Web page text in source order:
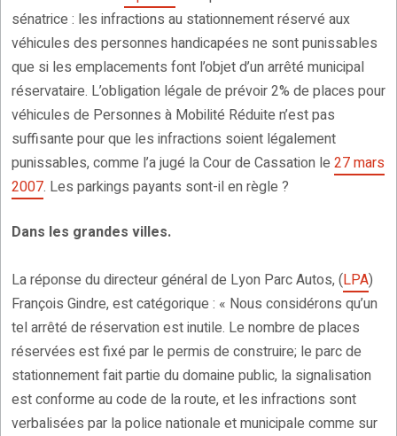
sénatrice : les infractions au stationnement réservé aux
véhicules des personnes handicapées ne sont punissables
que si les emplacements font l’objet d’un arrêté municipal
réservataire. L’obligation légale de prévoir 2% de places pour
véhicules de Personnes à Mobilité Réduite n’est pas
suffisante pour que les infractions soient légalement
punissables, comme l’a jugé la Cour de Cassation le 27 mars
2007. Les parkings payants sont-il en règle ?
Dans les grandes villes.
La réponse du directeur général de Lyon Parc Autos, (LPA)
François Gindre, est catégorique : « Nous considérons qu’un
tel arrêté de réservation est inutile. Le nombre de places
réservées est fixé par le permis de construire; le parc de
stationnement fait partie du domaine public, la signalisation
est conforme au code de la route, et les infractions sont
verbalisées par la police nationale et municipale comme sur